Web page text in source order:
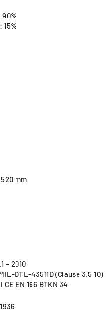
15%
mm
– 2010
DTL-43511D (Clause 3.5.10)
EN 166 BTKN 34